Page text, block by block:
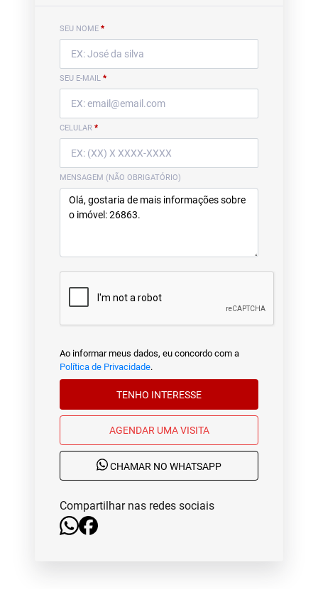
SEU NOME *
SEU E-MAIL *
CELULAR *
MENSAGEM (NÃO OBRIGATÓRIO)
Ao informar meus dados, eu concordo com a
Política de Privacidade.
TENHO INTERESSE
AGENDAR UMA VISITA
CHAMAR NO WHATSAPP
Compartilhar nas redes sociais